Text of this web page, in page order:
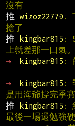
沒有
推
wizoz22770 :
搶了
推
kingbar815 :
上就差那一口氣
→
kingbar815 :
→
kingbar815 :
是用海爺撐完季賽
推
kingbar815 :
最後一場還勉強